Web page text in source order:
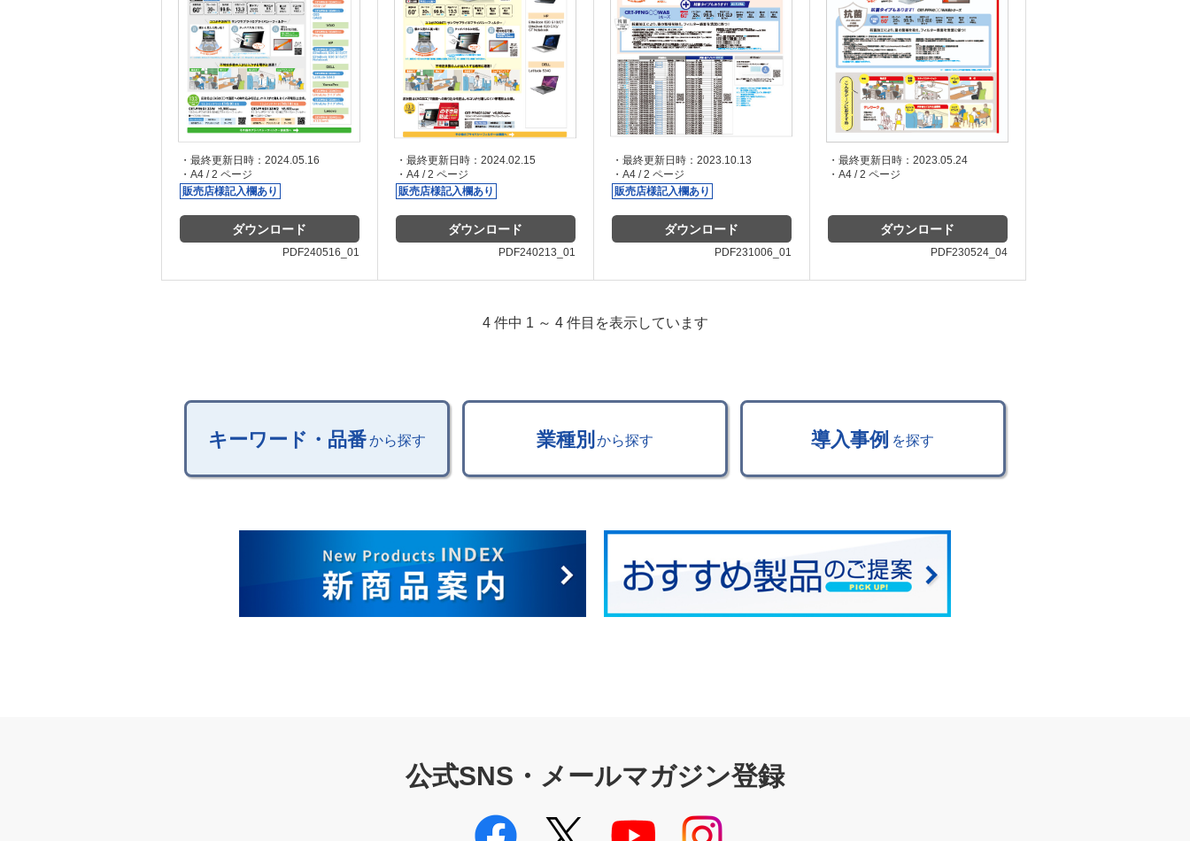
・最終更新日時：2024.05.16
・A4 / 2 ページ
販売店様記入欄あり
ダウンロード
PDF240516_01
・最終更新日時：2024.02.15
・A4 / 2 ページ
販売店様記入欄あり
ダウンロード
PDF240213_01
・最終更新日時：2023.10.13
・A4 / 2 ページ
販売店様記入欄あり
ダウンロード
PDF231006_01
・最終更新日時：2023.05.24
・A4 / 2 ページ
ダウンロード
PDF230524_04
4 件中 1 ～ 4 件目を表示しています
キーワード・品番から探す 業種別 から探す 導入事例 を探す
公式SNS・メールマガジン登録